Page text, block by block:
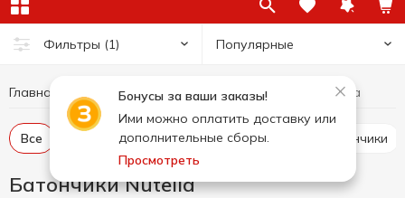
Фильтры (1) Популярные
Бонусы за ваши заказы!
Ими можно оплатить доставку или
дополнительные сборы.
Просмотреть
Главная Сладости Батончики Батончики Nutella
Все Шоколадные батончики Злаковые батончики
Батончики Nutella